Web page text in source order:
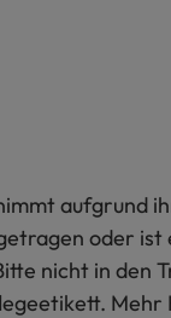
aufgrund
oder
nicht in den
Mehr